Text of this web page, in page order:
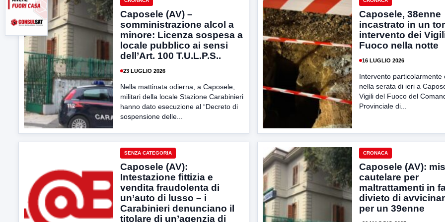
Caposele (AV) –
somministrazione alcol a
minore: Licenza sospesa a
locale pubblico ai sensi
dell’Art. 100 T.U.L.P.S..
23 LUGLIO 2026
Nella mattinata odierna, a Caposele,
militari della locale Stazione Carabinieri
hanno dato esecuzione al “Decreto di
sospensione delle...
Caposele, 38enne
incastrato in un
intervento dei
Fuoco nella notte
16 LUGLIO 2026
Intervento particolarmente
nella serata di ieri a
Vigili del Fuoco del
Provinciale di...
SENZA CATEGORIA
Caposele (AV):
Intestazione fittizia e
vendita fraudolenta di
un’auto di lusso – i
Carabinieri denunciano il
titolare di un’agenzia di
CRONACA
Caposele (AV):
cautelare per
maltrattamenti in
divieto di
per un 39enne